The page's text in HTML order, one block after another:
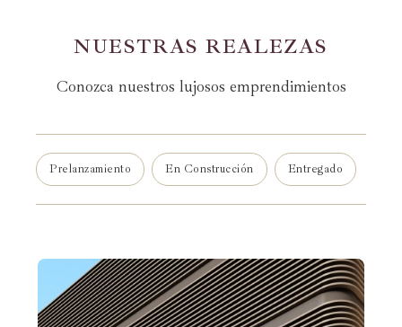
NUESTRAS REALEZAS
Conozca nuestros lujosos emprendimientos
Prelanzamiento En Construcción Entregado